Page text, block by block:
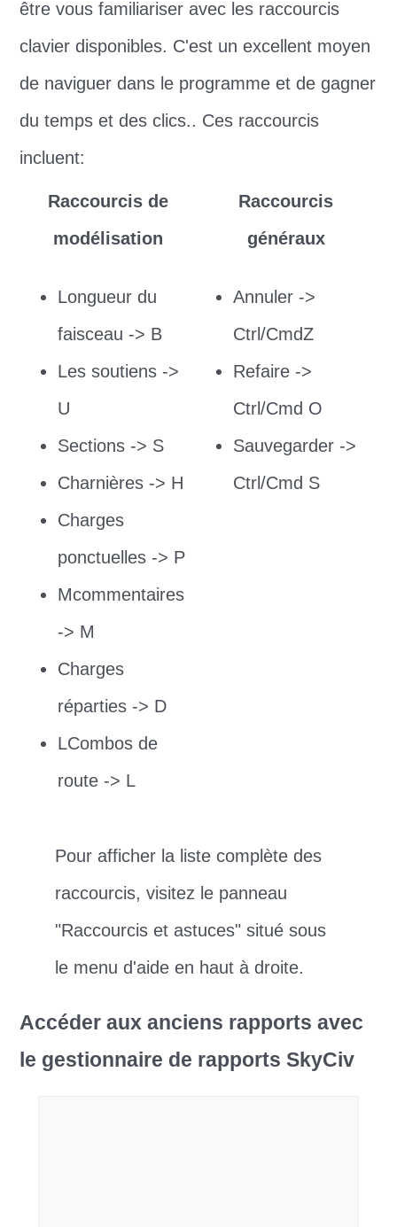
être vous familiariser avec les raccourcis
clavier disponibles. C'est un excellent moyen
de naviguer dans le programme et de gagner
du temps et des clics.. Ces raccourcis
incluent:
Raccourcis de
modélisation
Raccourcis
généraux
Longueur du
faisceau -> B
Les soutiens ->
U
Sections -> S
Charnières -> H
Charges
ponctuelles -> P
Mcommentaires
-> M
Charges
réparties -> D
LCombos de
route -> L
Annuler ->
Ctrl/CmdZ
Refaire ->
Ctrl/Cmd O
Sauvegarder ->
Ctrl/Cmd S
Pour afficher la liste complète des
raccourcis, visitez le panneau
"Raccourcis et astuces" situé sous
le menu d'aide en haut à droite.
Accéder aux anciens rapports avec
le gestionnaire de rapports SkyCiv